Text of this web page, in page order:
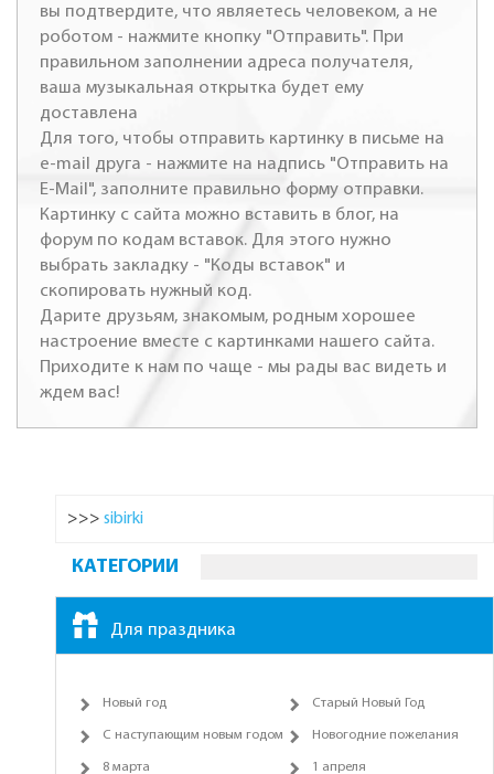
вы подтвердите, что являетесь человеком, а не
роботом - нажмите кнопку "Отправить". При
правильном заполнении адреса получателя,
ваша музыкальная открытка будет ему
доставлена
Для того, чтобы отправить картинку в письме на
e-mail друга - нажмите на надпись "Отправить на
E-Mail", заполните правильно форму отправки.
Картинку с сайта можно вставить в блог, на
форум по кодам вставок. Для этого нужно
выбрать закладку - "Коды вставок" и
скопировать нужный код.
Дарите друзьям, знакомым, родным хорошее
настроение вместе с картинками нашего сайта.
Приходите к нам по чаще - мы рады вас видеть и
ждем вас!
>>> sibirki
КАТЕГОРИИ
Для праздника
Новый год Старый Новый Год
С наступающим новым годом Новогодние пожелания
8 марта 1 апреля